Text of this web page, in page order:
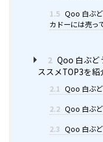
1.5 Qoo 白ぶ
カドーには売っ
2 Qoo 白ぶど
ススメTOP3を紹
2.1 Qoo 白ぶ
2.2 Qoo 白ぶ
2.3 Qoo 白ぶ